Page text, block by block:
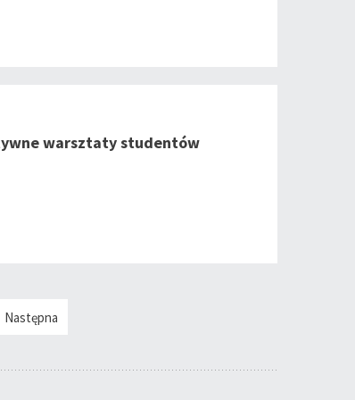
warsztaty studentów
Następna